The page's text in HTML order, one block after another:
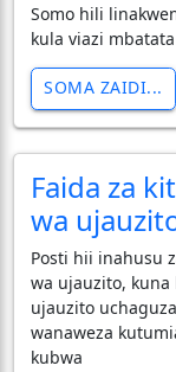
Somo hili
kula viazi mbatata
SOMA ZAIDI...
Faida za
wa
Posti hii inahusu
wa ujauzito, kuna
ujauzito
wanaweza
kubwa